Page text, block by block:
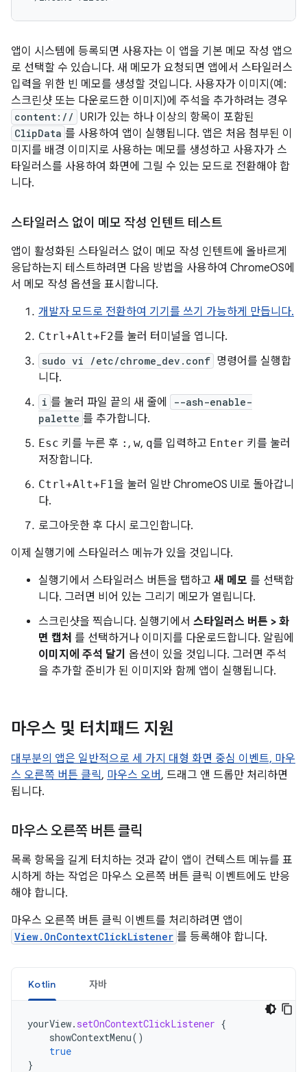
앱이 시스템에 등록되면 사용자는 이 앱을 기본 메모 작성 앱으
로 선택할 수 있습니다. 새 메모가 요청되면 앱에서 스타일러스
입력을 위한 빈 메모를 생성할 것입니다. 사용자가 이미지(예:
스크린샷 또는 다운로드한 이미지)에 주석을 추가하려는 경우
content:// URI가 있는 하나 이상의 항목이 포함된
ClipData 를 사용하여 앱이 실행됩니다. 앱은 처음 첨부된 이
미지를 배경 이미지로 사용하는 메모를 생성하고 사용자가 스
타일러스를 사용하여 화면에 그릴 수 있는 모드로 전환해야 합
니다.
스타일러스 없이 메모 작성 인텐트 테스트
앱이 활성화된 스타일러스 없이 메모 작성 인텐트에 올바르게
응답하는지 테스트하려면 다음 방법을 사용하여 ChromeOS에
서 메모 작성 옵션을 표시합니다.
개발자 모드로 전환하여 기기를 쓰기 가능하게 만듭니다.
Ctrl+Alt+F2를 눌러 터미널을 엽니다.
sudo vi /etc/chrome_dev.conf 명령어를 실행합
니다.
i 를 눌러 파일 끝의 새 줄에
--ash-enable-
palette 를 추가합니다.
Esc 키를 누른 후 : , w, q를 입력하고 Enter 키를 눌러
저장합니다.
Ctrl+Alt+F1을 눌러 일반 ChromeOS UI로 돌아갑니
다.
로그아웃한 후 다시 로그인합니다.
이제 실행기에 스타일러스 메뉴가 있을 것입니다.
실행기에서 스타일러스 버튼을 탭하고 새 메모 를 선택합
니다. 그러면 비어 있는 그리기 메모가 열립니다.
스크린샷을 찍습니다. 실행기에서 스타일러스 버튼 > 화
면 캡처 를 선택하거나 이미지를 다운로드합니다. 알림에
이미지에 주석 달기 옵션이 있을 것입니다. 그러면 주석
을 추가할 준비가 된 이미지와 함께 앱이 실행됩니다.
마우스 및 터치패드 지원
대부분의 앱은 일반적으로 세 가지 대형 화면 중심 이벤트, 마우
스 오른쪽 버튼 클릭, 마우스 오버, 드래그 앤 드롭만 처리하면
됩니다.
마우스 오른쪽 버튼 클릭
목록 항목을 길게 터치하는 것과 같이 앱이 컨텍스트 메뉴를 표
시하게 하는 작업은 마우스 오른쪽 버튼 클릭 이벤트에도 반응
해야 합니다.
마우스 오른쪽 버튼 클릭 이벤트를 처리하려면 앱이
View.OnContextClickListener 를 등록해야 합니다.
Kotlin 자바
yourView. setOnContextClickListener {
showContextMenu()
true
}